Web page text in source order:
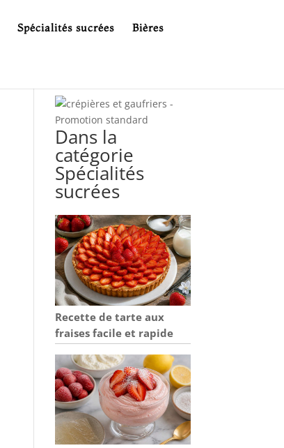
Spécialités sucrées Bières
Dans la
catégorie
Spécialités
sucrées
Recette de tarte aux
fraises facile et rapide